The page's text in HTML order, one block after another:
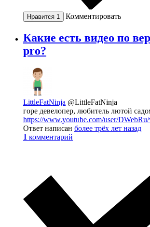
Нравится 1 Комментировать
Какие есть видео по
pro?
LittleFatNinja @LittleFatNinja
горе девелопер, любитель лютой
https://www.youtube.com/user/
Ответ написан более трёх лет назад
1 комментарий